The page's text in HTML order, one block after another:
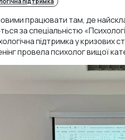
працювати там, де
за спеціальністю
підтримка у кризових
провела психолог вищої